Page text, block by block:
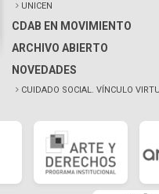
UNICEN
CDAB EN MOVIMIENTO
ARCHIVO ABIERTO
NOVEDADES
CUIDADO SOCIAL. VÍNCULO